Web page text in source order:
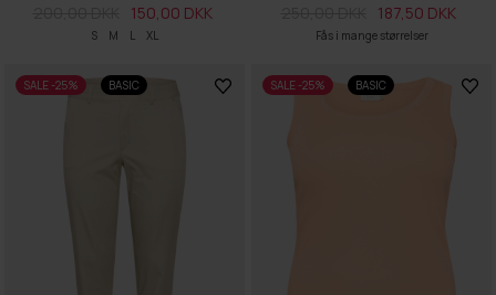
S M L XL
150,00 DKK
Fås i mange størrelser
187,50 DKK
SALE -25% BASIC SALE -25% BASIC